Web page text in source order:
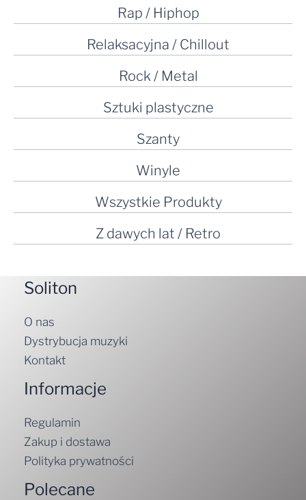
Rap / Hiphop
Relaksacyjna / Chillout
Rock / Metal
Sztuki plastyczne
Szanty
Winyle
Wszystkie Produkty
Z dawych lat / Retro
Soliton
O nas
Dystrybucja muzyki
Kontakt
Informacje
Regulamin
Zakup i dostawa
Polityka prywatności
Polecane